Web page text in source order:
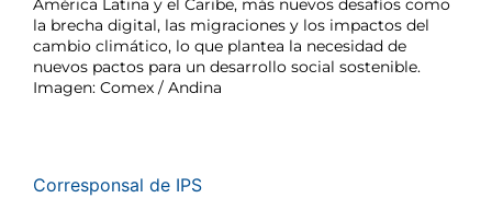
América Latina y el Caribe, más nuevos desafíos como
la brecha digital, las migraciones y los impactos del
cambio climático, lo que plantea la necesidad de
nuevos pactos para un desarrollo social sostenible.
Imagen: Comex / Andina
Corresponsal de IPS